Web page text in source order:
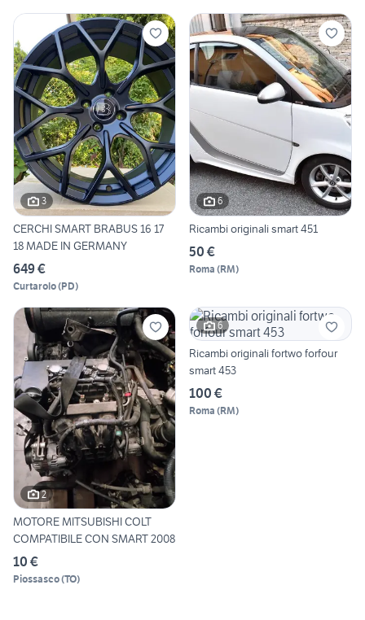
3
CERCHI SMART BRABUS 16 17
18 MADE IN GERMANY
649 €
Curtarolo(PD)
6
Ricambi originali smart 451
50 €
Roma (RM)
2
MOTORE MITSUBISHI COLT
COMPATIBILE CON SMART 2008
10 €
Piossasco(TO)
6
Ricambi originali fortwo forfour
smart 453
100 €
Roma (RM)